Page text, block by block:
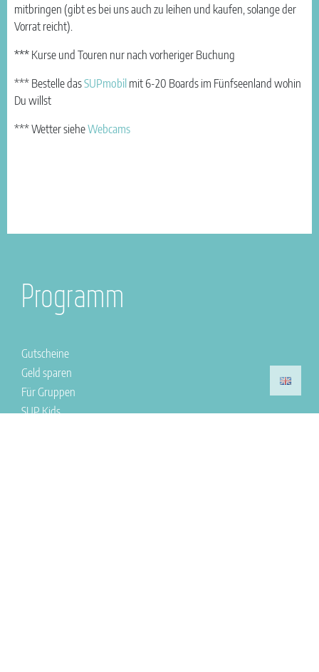
mitbringen (gibt es bei uns auch zu leihen und kaufen, solange der
Vorrat reicht).
*** Kurse und Touren nur nach vorheriger Buchung
*** Bestelle dasSUPmobil mit 6-20 Boards im Fünfseenland wohin
Du willst
*** Wetter sieheWebcams
Programm
Gutscheine
Geld sparen
Für Gruppen
SUP Kids